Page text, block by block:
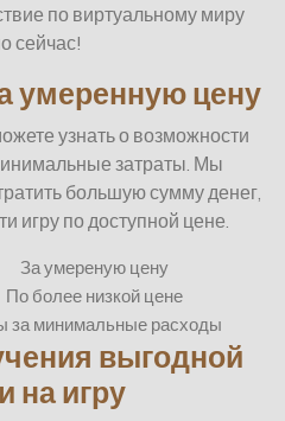
по виртуальному миру
сейчас!
умеренную цену
узнать о возможности
затраты. Мы
большую сумму денег,
игру по доступной цене.
За умереную цену
По более низкой цене
за минимальные расходы
выгодной
на игру